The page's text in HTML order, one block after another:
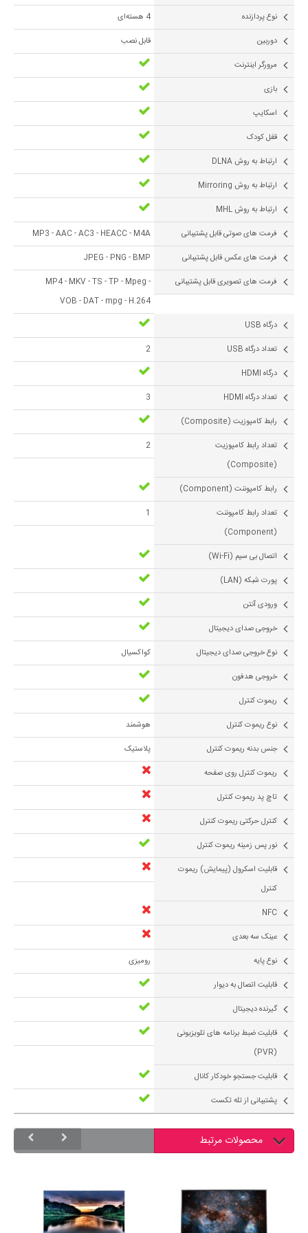
نوع پردازنده
4 هسته‌ای
دوربین
قابل نصب
مرورگر اینترنت
بازی
اسکایپ
قفل کودک
ارتباط به روش DLNA
ارتباط به روش Mirroring
ارتباط به روش MHL
فرمت های صوتی قابل پشتیبانی
MP3 - AAC - AC3 - HEACC - M4A
فرمت های عکس قابل پشتیبانی
JPEG - PNG - BMP
فرمت های تصویری قابل پشتیبانی
MP4 - MKV - TS - TP - Mpeg -
VOB - DAT - mpg - H.264
درگاه USB
تعداد درگاه USB
2
درگاه HDMI
تعداد درگاه HDMI
3
رابط کامپوزیت (Composite)
تعداد رابط کامپوزیت
(Composite)
2
رابط کامپوننت (Component)
تعداد رابط کامپوننت
(Component)
1
اتصال بی سیم (Wi-Fi)
پورت شبکه (LAN)
ورودی آنتن
خروجی صدای دیجیتال
نوع خروجی صدای دیجیتال
کواکسیال
خروجی هدفون
ریموت کنترل
نوع ریموت کنترل
هوشمند
جنس بدنه ریموت کنترل
پلاستیک
ریموت کنترل روی صفحه
تاچ پد ریموت کنترل
کنترل حرکتی ریموت کنترل
نور پس زمینه ریموت کنترل
قابلیت اسکرول (پیمایش) ریموت
کنترل
NFC
عینک سه بعدی
نوع پایه
رومیزی
قابلیت اتصال به دیوار
گیرنده دیجیتال
قابلیت ضبط برنامه های تلویزیونی
(PVR)
قابلیت جستجو خودکار کانال
پشتیبانی از تله تکست
محصولات مرتبط